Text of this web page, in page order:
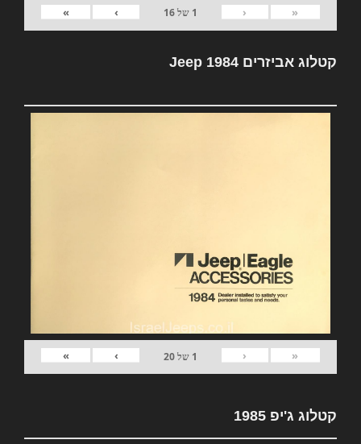
«
‹
1 של16
›
»
קטלוג אביזרים Jeep 1984
«
‹
1 של20
›
»
קטלוג ג'יפ 1985